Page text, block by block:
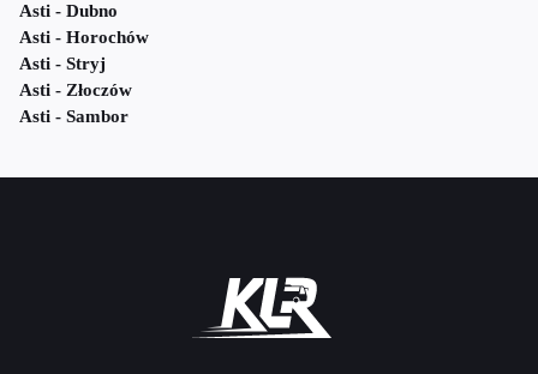
Asti - Dubno
Asti - Horochów
Asti - Stryj
Asti - Złoczów
Asti - Sambor